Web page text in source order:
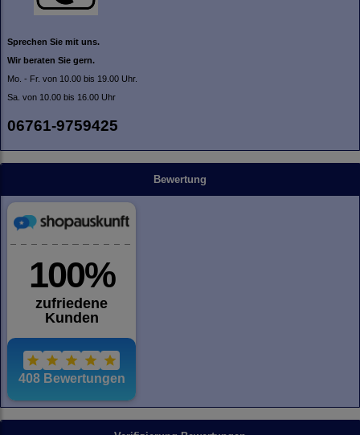
Sprechen Sie mit uns.
Wir beraten Sie gern.
Mo. - Fr. von 10.00 bis 19.00 Uhr.
Sa. von 10.00 bis 16.00 Uhr
06761-9759425
Bewertung